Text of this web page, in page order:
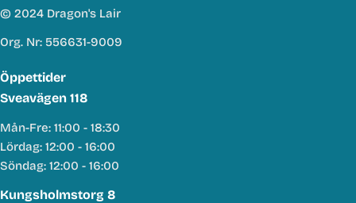
© 2024 Dragon's Lair
Org. Nr: 556631-9009
Öppettider
Sveavägen 118
Mån-Fre: 11:00 - 18:30
Lördag: 12:00 - 16:00
Söndag: 12:00 - 16:00
Kungsholmstorg 8